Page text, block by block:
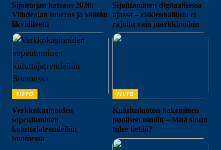
Sijoittajan katsaus 2026:
Viihdealan murros ja välitön
likviditeetti
Sijoittaminen digitaalisessa
ajassa – riskienhallinta ei
rajoitu vain markkinoihin
TIETO
Verkkokasinoiden
sopeutuminen
kuluttajatrendeihin
Suomessa
TIETO
Kulutusluoton hakeminen
puolison nimiin – Mitä sinun
tulee tietää?